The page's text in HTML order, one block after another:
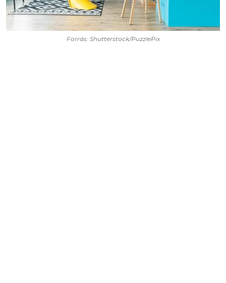
Forrás: Shutterstock/PuzzlePix